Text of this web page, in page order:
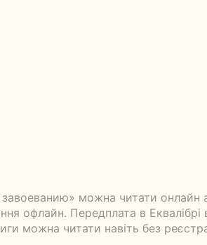
можна читати онлайн
офлайн. Передплата в Еквалібрі
можна читати навіть без